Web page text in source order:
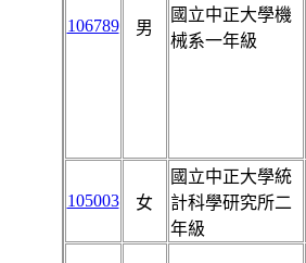
106789 男
國立中正大學機
械系一年級
105003 女
國立中正大學統
計科學研究所二
年級